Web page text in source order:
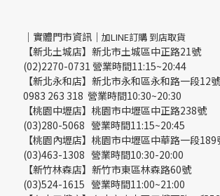
｜實體門市資訊｜ 加LINE訂購 到店取貨
【新北土城店】新北市土城區中正路21號
(02)2270-0731 營業時間11:15~20:44
【新北永和店】新北市永和區永和路一段12號
0983 263 318 營業時間10:30~20:30
【桃園中壢店】桃園市中壢區中正路238號
(03)280-5068 營業時間11:15~20:45
【桃園內壢店】桃園市中壢區中華路一段189
(03)463-1308 營業時間10:30-20:00
【新竹林森店】新竹市東區林森路60號
(03)524-1615 營業時間11:00~21:00